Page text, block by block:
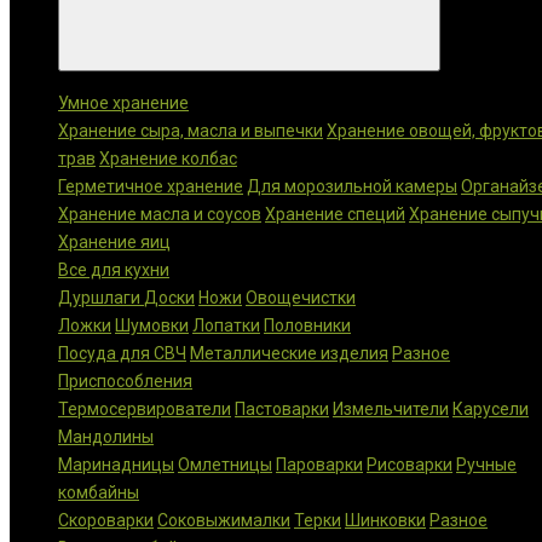
Умное хранение
Хранение сыра, масла и выпечки Хранение овощей,
трав Хранение колбас
Герметичное хранение Для морозильной камеры
Хранение масла и соусов Хранение специй Хранение
Хранение яиц
Все для кухни
Дуршлаги Доски Ножи Овощечистки
Ложки
Шумовки Лопатки Половники
Посуда для СВЧ Металлические изделия Разное
Приспособления
Термосервирователи Пастоварки Измельчители Карусели
Мандолины
Маринадницы Омлетницы Пароварки Рисоварки Ручные
комбайны
Скороварки Соковыжималки Терки Шинковки Разное